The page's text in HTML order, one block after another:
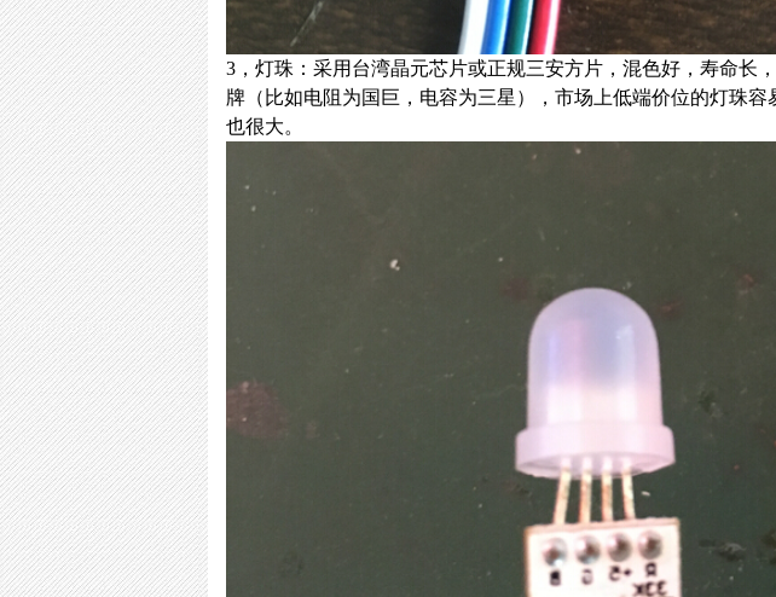
3，灯珠：采用台湾晶元芯片或正规三安方片，混色好，寿命长
牌（比如电阻为国巨，电容为三星），市场上低端价位的灯珠
也很大。